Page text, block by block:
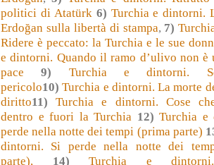
politici di Atatürk 6) Turchia e dintorni.
Erdoğan sulla libertà di stampa, 7)
Ridere è peccato: la Turchia e le sue
e dintorni. Quando il ramo d’ulivo non è
pace
9) Turchia e dintorni.
pericolo10)Turchia e dintorni. La morte
diritto11)
Turchia e dintorni. Cose
dentro e fuori la Turchia 12) Turchia e
perde nella notte dei tempi (prima parte)
dintorni. Si perde nella notte dei
parte), 14)Turchia e